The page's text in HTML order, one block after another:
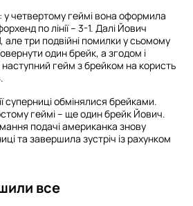
четвертому геймі вона оформила
по лінії – 3-1. Далі Йович
але три подвійні помилки у сьомому
один брейк, а згодом і
гейм з брейком на користь
суперниці обмінялися брейками.
геймі – ще один брейк Йович.
подачі американка знову
та завершила зустріч із рахунком
все